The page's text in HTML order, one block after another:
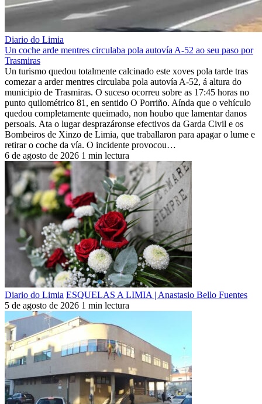
Diario do Limia
Un coche arde mentres circulaba pola autovía A-52 ao seu paso por
Trasmiras
Un turismo quedou totalmente calcinado este xoves pola tarde tras
comezar a arder mentres circulaba pola autovía A-52, á altura do
municipio de Trasmiras. O suceso ocorreu sobre as 17:45 horas no
punto quilométrico 81, en sentido O Porriño. Aínda que o vehículo
quedou completamente queimado, non houbo que lamentar danos
persoais. Ata o lugar desprazáronse efectivos da Garda Civil e os
Bombeiros de Xinzo de Limia, que traballaron para apagar o lume e
retirar o coche da vía. O incidente provocou…
6 de agosto de 2026 1 min lectura
Diario do Limia ESQUELAS A LIMIA | Anastasio Bello Fuentes
5 de agosto de 2026 1 min lectura